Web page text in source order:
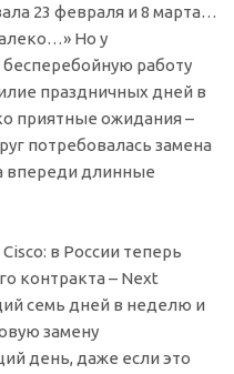
23 февраля и 8 марта…
Но у
работу
праздничных дней в
приятные ожидания –
потребовалась замена
впереди длинные
в России теперь
контракта – Next
семь дней в неделю и
замену
день, даже если это